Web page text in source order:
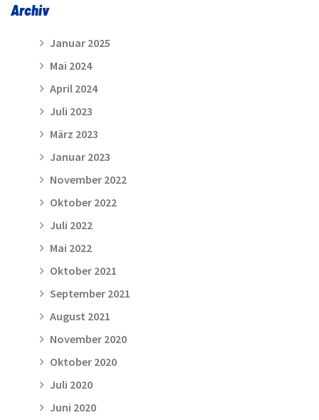
Archiv
Januar 2025
Mai 2024
April 2024
Juli 2023
März 2023
Januar 2023
November 2022
Oktober 2022
Juli 2022
Mai 2022
Oktober 2021
September 2021
August 2021
November 2020
Oktober 2020
Juli 2020
Juni 2020